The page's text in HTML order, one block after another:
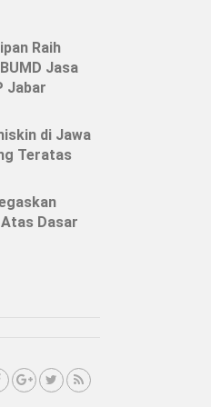
Raih
Jasa
Jabar
di Jawa
Teratas
Atas Dasar